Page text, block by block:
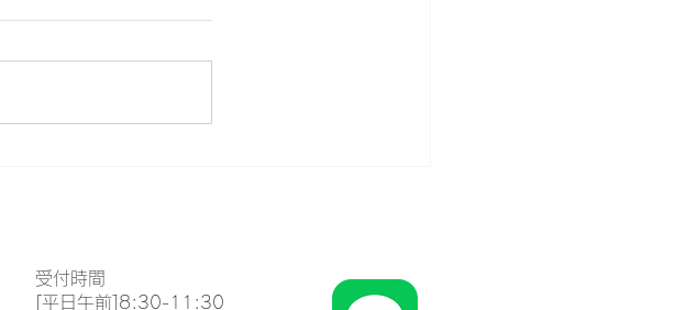
受付時間
[平日午前]8:30-11:30